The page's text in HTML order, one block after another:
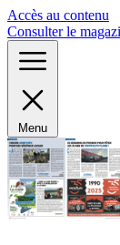
Accès au contenu
Consulter le
Menu
Panneau de gestion